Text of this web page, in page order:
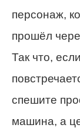
персонаж,
прошёл
Так что,
спешите
машина, а